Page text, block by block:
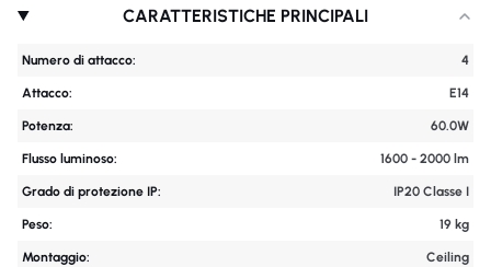
CARATTERISTICHE PRINCIPALI
Numero di attacco: 4
Attacco: E14
Potenza: 60.0W
Flusso luminoso: 1600 - 2000 lm
Grado di protezione IP: IP20 Classe I
Peso: 19 kg
Montaggio: Ceiling